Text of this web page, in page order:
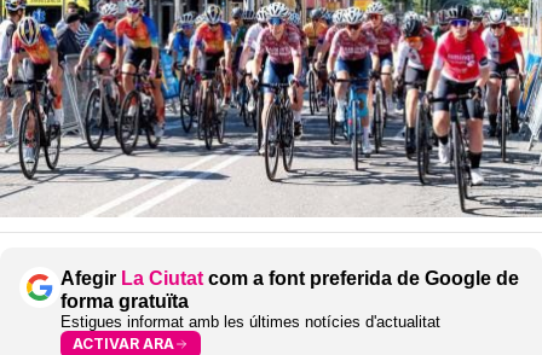
Afegir La Ciutat com a font preferida de Google de
forma gratuïta
Estigues informat amb les últimes notícies d'actualitat
ACTIVAR ARA